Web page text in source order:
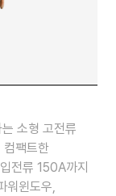
소형 고전류
팩트한
전류 150A까지
워윈도우,